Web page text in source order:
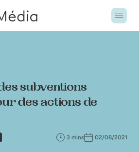
subventions
des actions de
3 mins 02/08/2021